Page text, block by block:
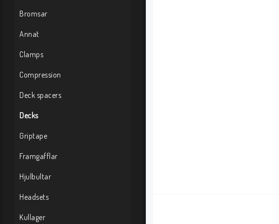
Bromsar
Annat
Clamps
Compression
Deck spacers
Decks
Griptape
Framgafflar
Hjulbultar
Headsets
Kullager